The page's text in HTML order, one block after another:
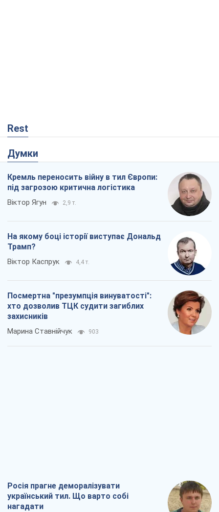
Rest
Думки
Кремль переносить війну в тил Європи:
під загрозою критична логістика
Віктор Ягун 2,9 т.
На якому боці історії виступає Дональд
Трамп?
Віктор Каспрук 4,4 т.
Посмертна "презумпція винуватості":
хто дозволив ТЦК судити загиблих
захисників
Марина Ставнійчук 903
Росія прагне деморалізувати
український тил. Що варто собі
нагадати